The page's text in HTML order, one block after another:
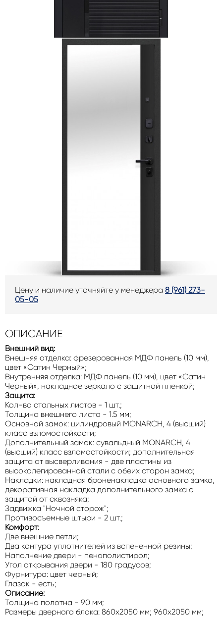
Цену и наличие уточняйте у менеджера 8 (961) 273-
05-05
ОПИСАНИЕ
Внешний вид:
Внешняя отделка: фрезерованная МДФ панель (10 мм),
цвет «Сатин Черный»;
Внутренняя отделка: МДФ панель (10 мм), цвет «Сатин
Черный», накладное зеркало с защитной пленкой;
Защита:
Кол-во стальных листов - 1 шт.;
Толщина внешнего листа - 1.5 мм;
Основной замок: цилиндровый MONARCH, 4 (высший)
класс взломостойкости;
Дополнительный замок: сувальдный MONARCH, 4
(высший) класс взломостойкости; дополнительная
защита от высверливания - две пластины из
высоколегированной стали с обеих сторон замка;
Накладки: накладная броненакладка основного замка,
декоративная накладка дополнительного замка с
защитой от сквозняка;
Задвижка "Ночной сторож";
Противосъемные штыри - 2 шт.;
Комфорт:
Две внешние петли;
Два контура уплотнителей из вспененной резины;
Наполнение двери - пенополистирол;
Угол открывания двери - 180 градусов;
Фурнитура: цвет черный;
Глазок - есть;
Описание:
Толщина полотна - 90 мм;
Размеры дверного блока: 860x2050 мм; 960x2050 мм;